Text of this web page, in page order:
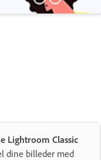
Lightroom Classic
dine billeder med